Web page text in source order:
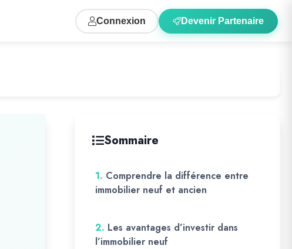
Connexion Devenir Partenaire
Sommaire
1. Comprendre la différence entre
immobilier neuf et ancien
2. Les avantages d’investir dans
l’immobilier neuf